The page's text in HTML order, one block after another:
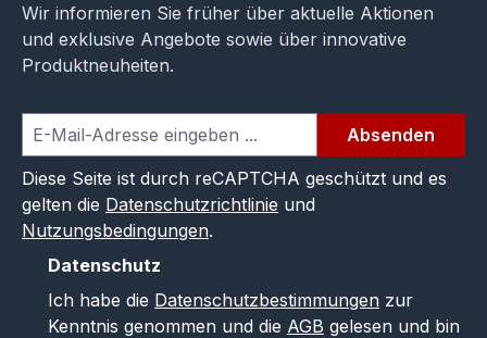
Wir informieren Sie früher über aktuelle Aktionen
und exklusive Angebote sowie über innovative
Produktneuheiten.
Absenden
Diese Seite ist durch reCAPTCHA geschützt und es
gelten die Datenschutzrichtlinie und
Nutzungsbedingungen.
Datenschutz
Ich habe die Datenschutzbestimmungen zur
Kenntnis genommen und die AGB gelesen und bin